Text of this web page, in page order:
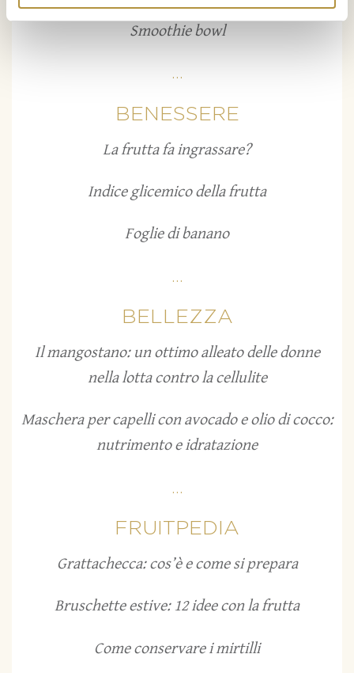
Smoothie bowl
...
BENESSERE
La frutta fa ingrassare?
Indice glicemico della frutta
Foglie di banano
...
BELLEZZA
Il mangostano: un ottimo alleato delle donne
nella lotta contro la cellulite
Maschera per capelli con avocado e olio di cocco:
nutrimento e idratazione
...
FRUITPEDIA
Grattachecca: cos’è e come si prepara
Bruschette estive: 12 idee con la frutta
Come conservare i mirtilli